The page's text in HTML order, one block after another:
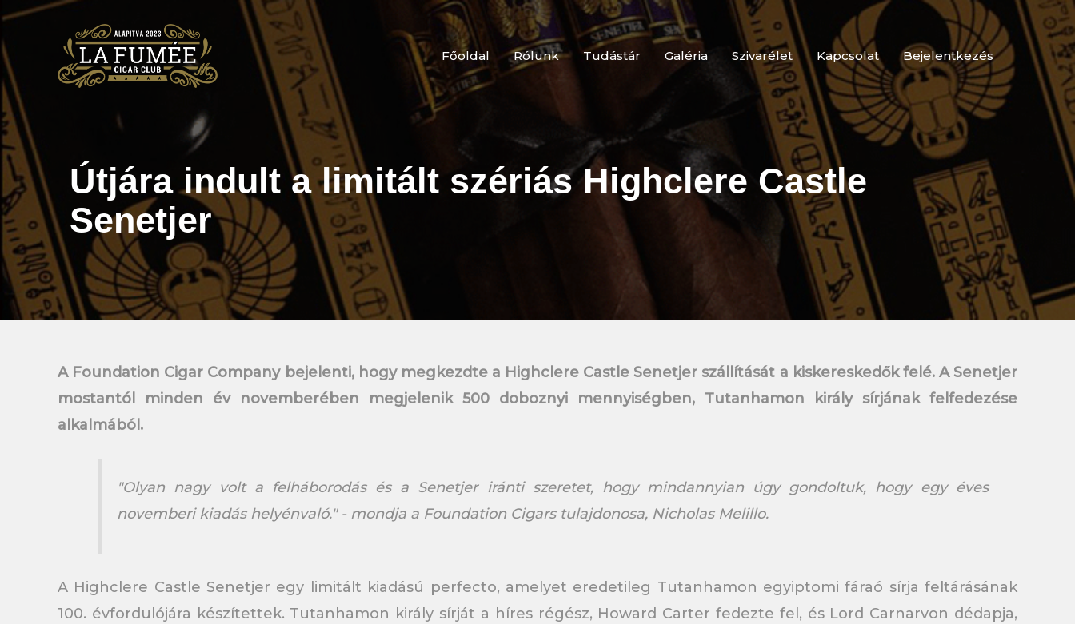
Skip
content
Főoldal Rólunk Tudástár Galéria Szivarélet Kapcsolat Bejelentkezés
Útjára indult a limitált szériás Highclere Castle
Senetjer
A Foundation Cigar Company bejelenti, hogy megkezdte a Highclere Castle Senetjer szállítását a kiskereskedők felé. A Senetjer
mostantól minden év novemberében megjelenik 500 doboznyi mennyiségben, Tutanhamon király sírjának felfedezése
alkalmából.
"Olyan nagy volt a felháborodás és a Senetjer iránti szeretet, hogy mindannyian úgy gondoltuk, hogy egy éves
novemberi kiadás helyénvaló." - mondja a Foundation Cigars tulajdonosa, Nicholas Melillo.
A Highclere Castle Senetjer egy limitált kiadású perfecto, amelyet eredetileg Tutanhamon egyiptomi fáraó sírja feltárásának
100. évfordulójára készítettek. Tutanhamon király sírját a híres régész, Howard Carter fedezte fel, és Lord Carnarvon dédapja,